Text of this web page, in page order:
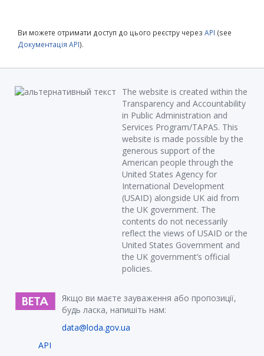
Ви можете отримати доступ до цього реєстру через API (see
Документація API).
The website is created within the
Transparency and Accountability
in Public Administration and
Services Program/TAPAS. This
website is made possible by the
generous support of the
American people through the
United States Agency for
International Development
(USAID) alongside UK aid from
the UK government. The
contents do not necessarily
reflect the views of USAID or the
United States Government and
the UK government’s official
policies.
Якщо ви маєте зауваження або пропозиції,
будь ласка, напишіть нам:
data@loda.gov.ua
API